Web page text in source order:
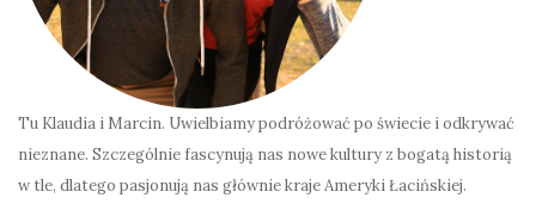
Tu Klaudia i Marcin. Uwielbiamy podróżować po świecie i odkrywać
nieznane. Szczególnie fascynują nas nowe kultury z bogatą historią
w tle, dlatego pasjonują nas głównie kraje Ameryki Łacińskiej.